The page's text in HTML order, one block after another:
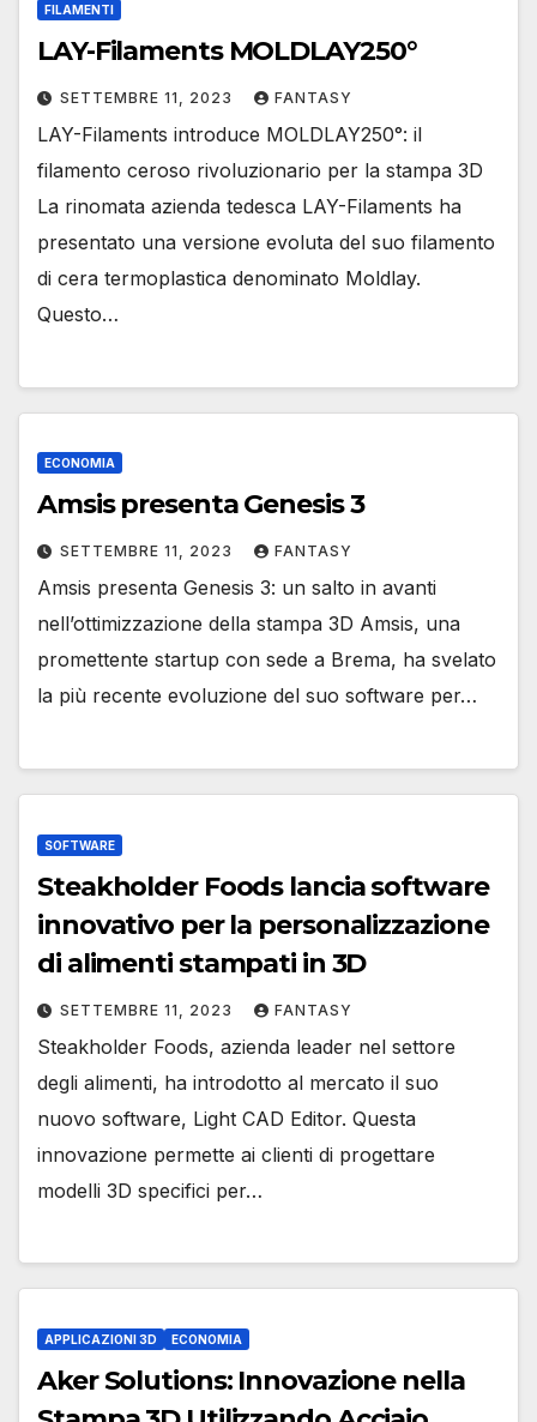
FILAMENTI
LAY-Filaments MOLDLAY250°
SETTEMBRE 11, 2023 FANTASY
LAY-Filaments introduce MOLDLAY250°: il
filamento ceroso rivoluzionario per la stampa 3D
La rinomata azienda tedesca LAY-Filaments ha
presentato una versione evoluta del suo filamento
di cera termoplastica denominato Moldlay.
Questo…
ECONOMIA
Amsis presenta Genesis 3
SETTEMBRE 11, 2023 FANTASY
Amsis presenta Genesis 3: un salto in avanti
nell’ottimizzazione della stampa 3D Amsis, una
promettente startup con sede a Brema, ha svelato
la più recente evoluzione del suo software per…
SOFTWARE
Steakholder Foods lancia software
innovativo per la personalizzazione
di alimenti stampati in 3D
SETTEMBRE 11, 2023 FANTASY
Steakholder Foods, azienda leader nel settore
degli alimenti, ha introdotto al mercato il suo
nuovo software, Light CAD Editor. Questa
innovazione permette ai clienti di progettare
modelli 3D specifici per…
APPLICAZIONI 3D ECONOMIA
Aker Solutions: Innovazione nella